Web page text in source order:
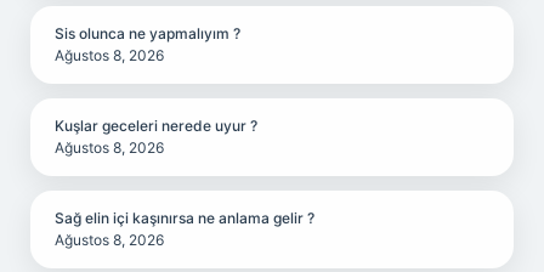
Sis olunca ne yapmalıyım ?
Ağustos 8, 2026
Kuşlar geceleri nerede uyur ?
Ağustos 8, 2026
Sağ elin içi kaşınırsa ne anlama gelir ?
Ağustos 8, 2026